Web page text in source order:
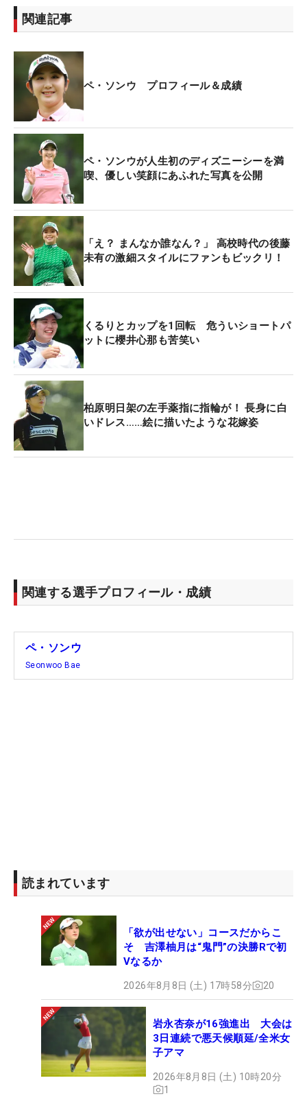
関連記事
ペ・ソンウ プロフィール＆成績
ペ・ソンウが人生初のディズニーシーを満
喫、優しい笑顔にあふれた写真を公開
「え？ まんなか誰なん？」 高校時代の後藤
未有の激細スタイルにファンもビックリ！
くるりとカップを1回転 危ういショートパ
ットに櫻井心那も苦笑い
柏原明日架の左手薬指に指輪が！ 長身に白
いドレス……絵に描いたような花嫁姿
関連する選手プロフィール・成績
ペ・ソンウ
Seonwoo Bae
読まれています
「欲が出せない」コースだからこ
そ 吉澤柚月は“鬼門”の決勝Rで初
Vなるか
2026年8月8日 (土) 17時58分 20
岩永杏奈が16強進出 大会は
3日連続で悪天候順延/全米女
子アマ
2026年8月8日 (土) 10時20分
1